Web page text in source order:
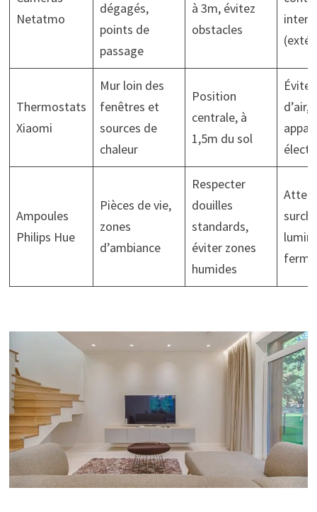
Netatmo
dégagés,
points de
passage
à 3m, évitez
obstacles
Thermostats
Xiaomi
Mur loin des
fenêtres et
sources de
chaleur
Position
centrale, à
1,5m du sol
d’air,
Ampoules
Philips Hue
Pièces de vie,
zones
d’ambiance
Respecter
douilles
standards,
éviter zones
humides